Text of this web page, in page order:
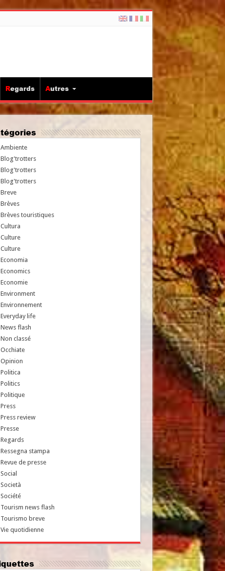
Regards Autres
Ambiente
Blog'trotters
Blog'trotters
Blog'trotters
Breve
Brèves
Brèves touristiques
Cultura
Culture
Culture
Economia
Economics
Economie
Environment
Environnement
Everyday life
News flash
Non classé
Occhiate
Opinion
Politica
Politics
Politique
Press
Press review
Presse
Regards
Ressegna stampa
Revue de presse
Social
Società
Société
Tourism news flash
Tourismo breve
Vie quotidienne